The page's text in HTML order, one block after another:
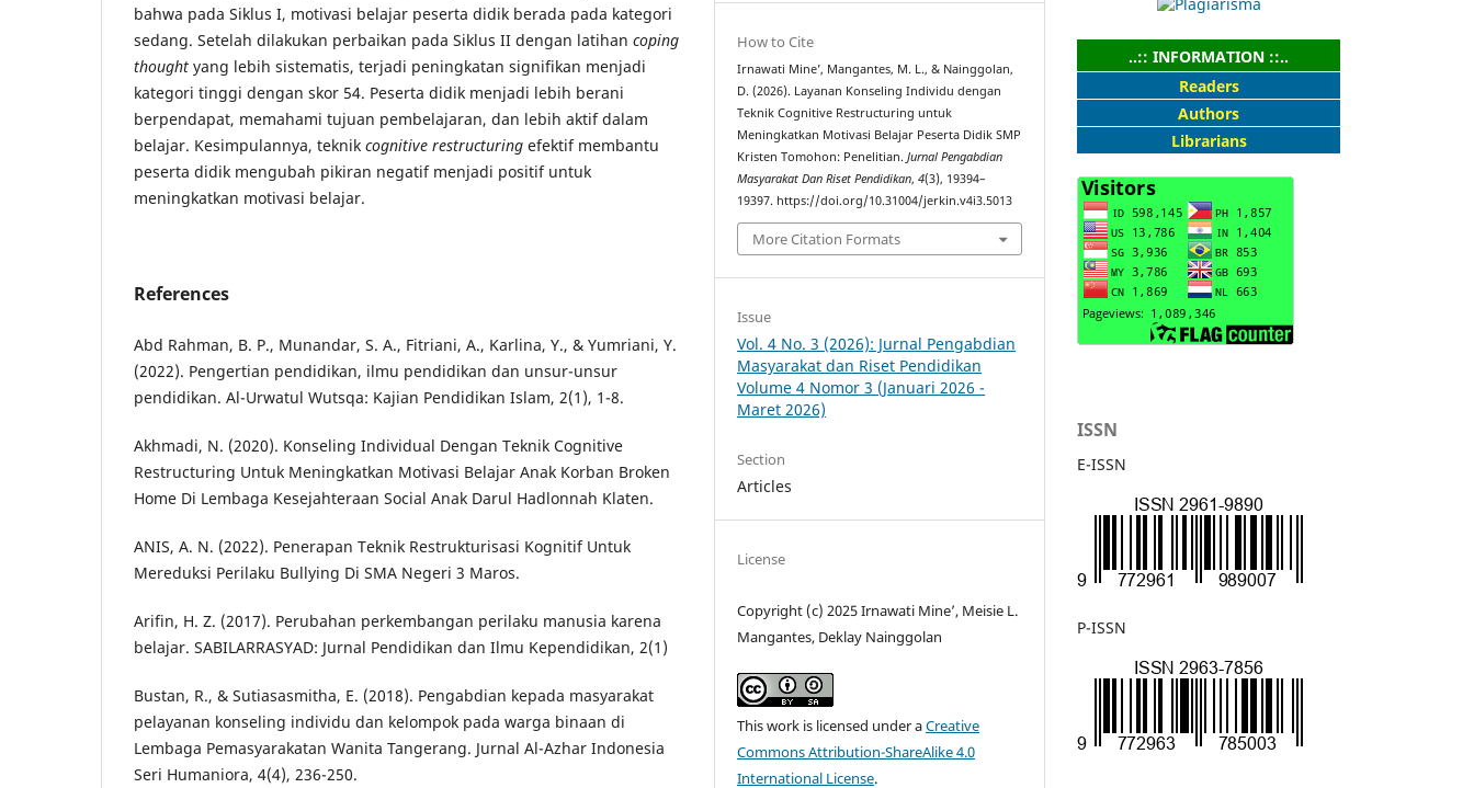
bahwa pada Siklus I, motivasi belajar peserta didik berada pada kategori
sedang. Setelah dilakukan perbaikan pada Siklus II dengan latihan coping
thought yang lebih sistematis, terjadi peningkatan signifikan menjadi
kategori tinggi dengan skor 54. Peserta didik menjadi lebih berani
berpendapat, memahami tujuan pembelajaran, dan lebih aktif dalam
belajar. Kesimpulannya, teknik cognitive restructuring efektif membantu
peserta didik mengubah pikiran negatif menjadi positif untuk
meningkatkan motivasi belajar.
References
Abd Rahman, B. P., Munandar, S. A., Fitriani, A., Karlina, Y., & Yumriani, Y.
(2022). Pengertian pendidikan, ilmu pendidikan dan unsur-unsur
pendidikan. Al-Urwatul Wutsqa: Kajian Pendidikan Islam, 2(1), 1-8.
Akhmadi, N. (2020). Konseling Individual Dengan Teknik Cognitive
Restructuring Untuk Meningkatkan Motivasi Belajar Anak Korban Broken
Home Di Lembaga Kesejahteraan Social Anak Darul Hadlonnah Klaten.
ANIS, A. N. (2022). Penerapan Teknik Restrukturisasi Kognitif Untuk
Mereduksi Perilaku Bullying Di SMA Negeri 3 Maros.
Arifin, H. Z. (2017). Perubahan perkembangan perilaku manusia karena
belajar. SABILARRASYAD: Jurnal Pendidikan dan Ilmu Kependidikan, 2(1)
Bustan, R., & Sutiasasmitha, E. (2018). Pengabdian kepada masyarakat
pelayanan konseling individu dan kelompok pada warga binaan di
Lembaga Pemasyarakatan Wanita Tangerang. Jurnal Al-Azhar Indonesia
Seri Humaniora, 4(4), 236-250.
How to Cite
Irnawati Mine’, Mangantes, M. L., & Nainggolan,
D. (2026). Layanan Konseling Individu dengan
Teknik Cognitive Restructuring untuk
Meningkatkan Motivasi Belajar Peserta Didik SMP
Kristen Tomohon: Penelitian.Jurnal Pengabdian
Masyarakat Dan Riset Pendidikan,4(3), 19394–
19397. https://doi.org/10.31004/jerkin.v4i3.5013
More Citation Formats
Issue
Vol. 4 No. 3 (2026): Jurnal Pengabdian
Masyarakat dan Riset Pendidikan
Volume 4 Nomor 3 (Januari 2026 -
Maret 2026)
Section
Articles
License
Copyright (c) 2025 Irnawati Mine’, Meisie L.
Mangantes, Deklay Nainggolan
This work is licensed under aCreative
Commons Attribution-ShareAlike 4.0
International License.
..:: INFORMATION ::..
Readers
Authors
Librarians
ISSN
E-ISSN
P-ISSN